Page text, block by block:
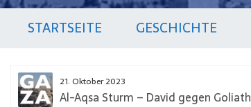
STARTSEITE GESCHICHTE
21. Oktober 2023
Al-Aqsa Sturm – David gegen Goliath